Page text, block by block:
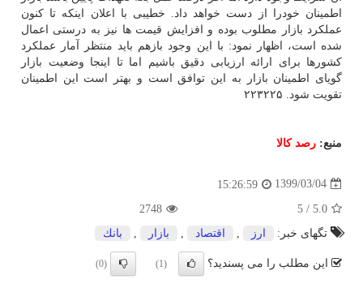
اطمینان خودرا از دست خواهد داد. خطیبی با اعلان اینکه تا کنون
عملکرد بازار مطلوب بوده و افزایش قیمت ها نیز به درستی اعمال
شده است، اظهار نمود: با این وجود بازهم باید منتظر آمار عملکرد
کشورها برای ارائه ارزیابی دقیق باشیم اما تا اینجا وضعیت بازار
گویای اطمینان بازار به این توافق است و بهتر است این اطمینان
تقویت شود. ۲۲۳۲۲۵
منبع: رصد كالا
1399/03/04
15:26:59
5.0
/
5
2748
تگهای خبر:
ارز اقتصاد بازار بانك
این مطلب را می پسندید؟ (1)
(0)